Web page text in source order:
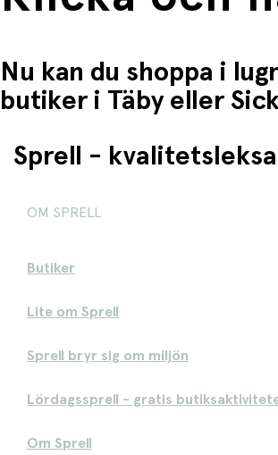
Nu kan du shoppa i
butiker i Täby eller
Sprell -
OM SPRELL
Butiker
Lite om Sprell
Sprell bryr sig om miljön
Lördagssprell - gratis
Om Sprell